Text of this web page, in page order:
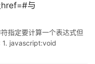
与
指定要计算一个表达式但
1. javascript:void